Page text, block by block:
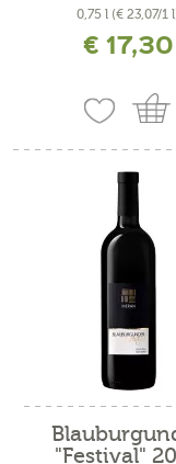
0,75 l (€ 23,07/1
inkl. MwSt. zzgl.
€ 17,30
"Festival"